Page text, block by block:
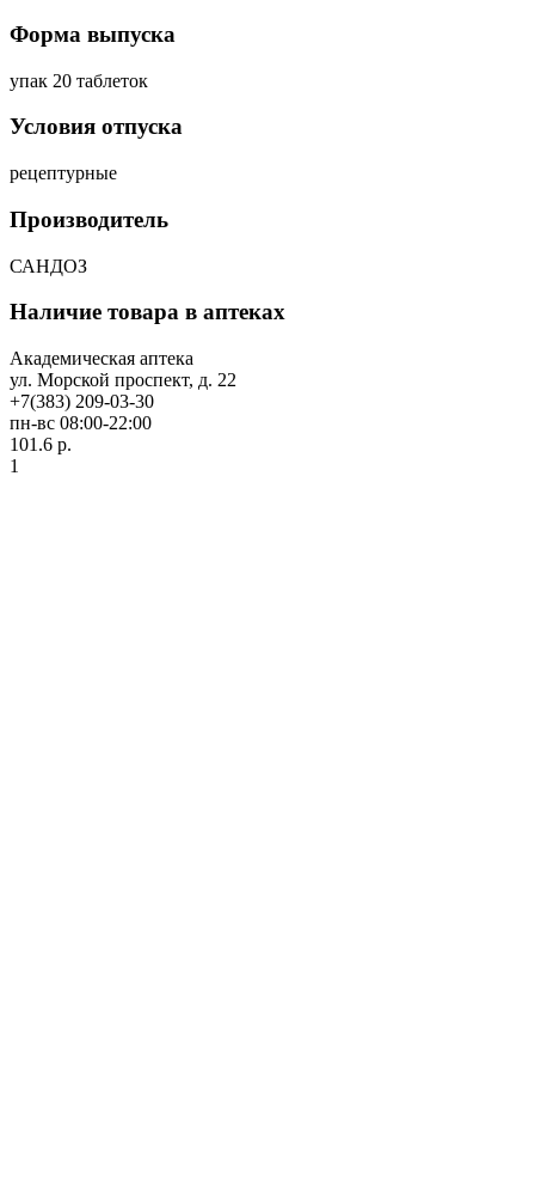
Форма выпуска
упак 20 таблеток
Условия отпуска
рецептурные
Производитель
САНДОЗ
Наличие товара в аптеках
Академическая аптека
ул. Морской проспект, д. 22
+7(383) 209-03-30
пн-вс 08:00-22:00
101.6 р.
1